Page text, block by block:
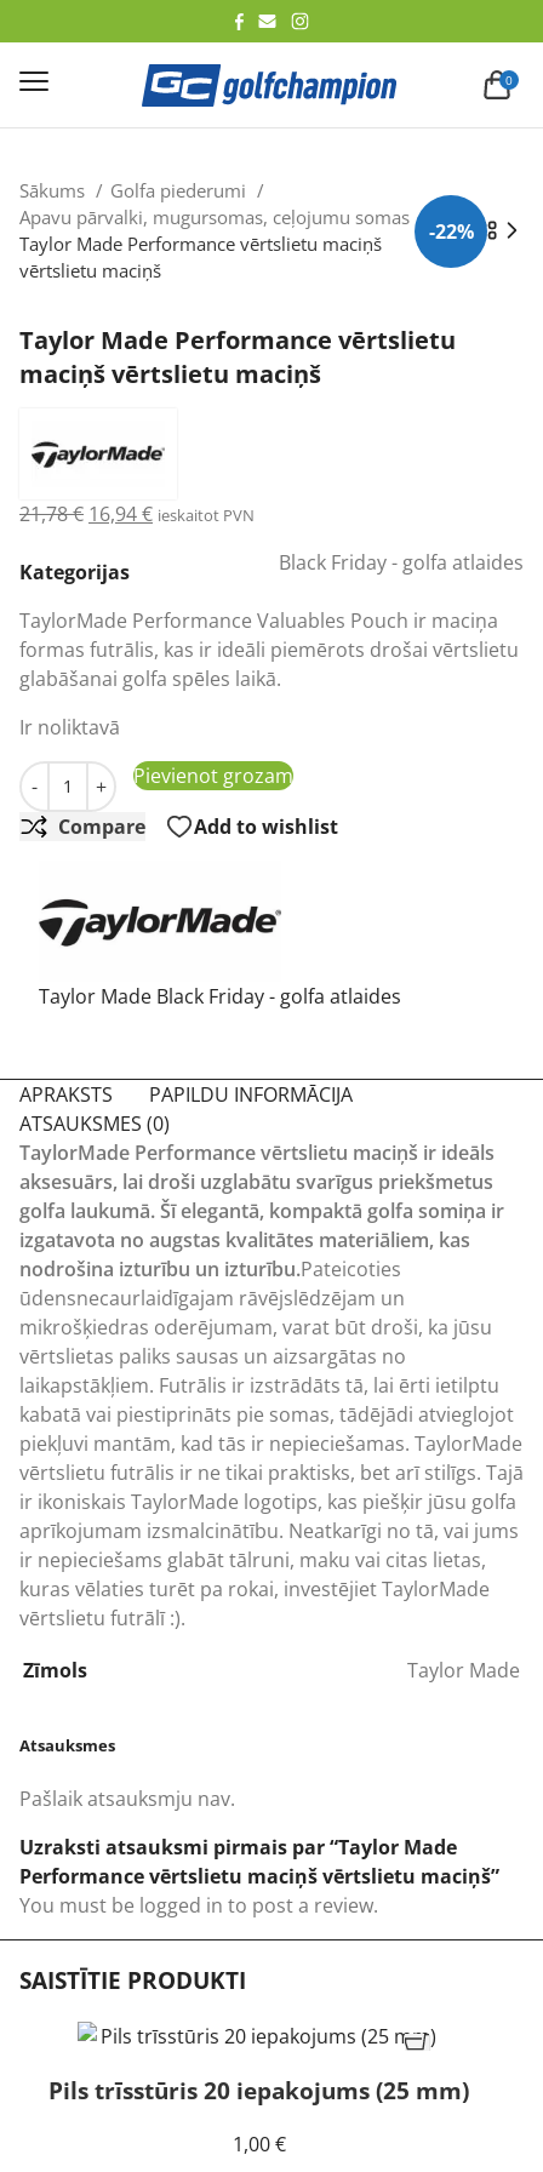
0
-22%
Sākums
Golfa piederumi
Apavu pārvalki, mugursomas, ceļojumu somas
Taylor Made Performance vērtslietu maciņš
vērtslietu maciņš
Taylor Made Performance vērtslietu
maciņš vērtslietu maciņš
21,78€ Original
was:
16,94€Current
ieskaitot PVN
Kategorijas Black Friday - golfa atlaides
TaylorMade Performance Valuables Pouch ir maciņa
formas futrālis, kas ir ideāli piemērots drošai vērtslietu
glabāšanai golfa spēles laikā.
Ir noliktavā
-
Taylor Made Performance vērtslietu maciņš vērtslietu
+
Pievienot grozam
Compare
Add to wishlist
Taylor Made Black Friday - golfa atlaides
APRAKSTS
PAPILDU INFORMĀCIJA
ATSAUKSMES (0)
TaylorMade Performance vērtslietu maciņš ir ideāls
aksesuārs, lai droši uzglabātu svarīgus priekšmetus
golfa laukumā. Šī elegantā, kompaktā golfa somiņa ir
izgatavota no augstas kvalitātes materiāliem, kas
nodrošina izturību un izturību.Pateicoties
ūdensnecaurlaidīgajam rāvējslēdzējam un
mikrošķiedras oderējumam, varat būt droši, ka jūsu
vērtslietas paliks sausas un aizsargātas no
laikapstākļiem. Futrālis ir izstrādāts tā, lai ērti ietilptu
kabatā vai piestiprināts pie somas, tādējādi atvieglojot
piekļuvi mantām, kad tās ir nepieciešamas. TaylorMade
vērtslietu futrālis ir ne tikai praktisks, bet arī stilīgs. Tajā
ir ikoniskais TaylorMade logotips, kas piešķir jūsu golfa
aprīkojumam izsmalcinātību. Neatkarīgi no tā, vai jums
ir nepieciešams glabāt tālruni, maku vai citas lietas,
kuras vēlaties turēt pa rokai, investējiet TaylorMade
vērtslietu futrālī :).
Zīmols
Taylor Made
Atsauksmes
Pašlaik atsauksmju nav.
Uzraksti atsauksmi pirmais par “Taylor Made
Performance vērtslietu maciņš vērtslietu maciņš”
You must be logged in to post a review.
SAISTĪTIE PRODUKTI
Pils trīsstūris 20 iepakojums (25 mm)
1,00€